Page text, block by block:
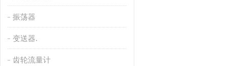
振荡器
变送器.
齿轮流量计